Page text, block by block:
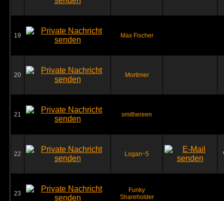
19 Max Fischer
20 Mortimer
21 smithereen
22 Logan~5
23
Funky
Shareholder